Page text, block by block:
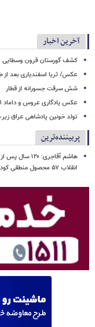
آخرین اخبار
کشف گورستان قرون وسطایی از
عکس/ ثریا اسفندیاری بعد از
شش سرقت جسورانه از قطار
عکس یادگاری عروس و داماد
تولد خونین پادشاهی عراق زیر
پربیننده‌ترین
هاشم
انقلاب ۵۷ محصول منطقی کودتای ۲۸ مرداد بود